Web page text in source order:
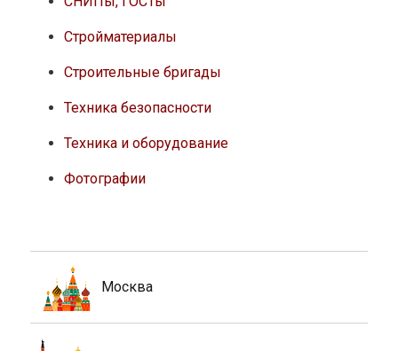
Стройматериалы
Строительные бригады
Техника безопасности
Техника и оборудование
Фотографии
Москва